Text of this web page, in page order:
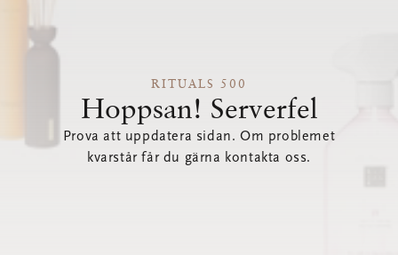
RITUALS 500
Hoppsan! Serverfel
Prova att uppdatera sidan. Om problemet
kvarstår får du gärna kontakta oss.